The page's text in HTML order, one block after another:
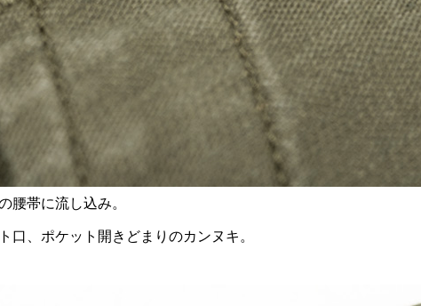
腰帯に流し込み。
口、ポケット開きどまりのカンヌキ。